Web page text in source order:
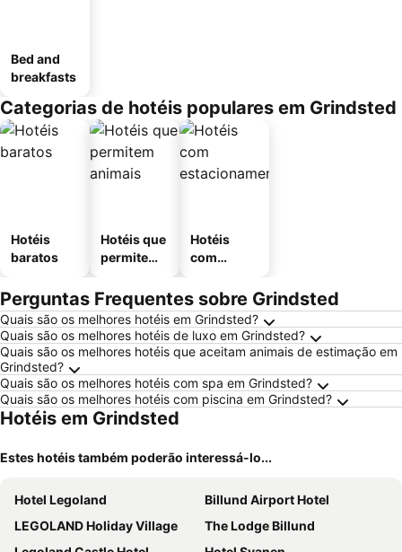
Bed and
breakfasts
Categorias de hotéis populares em Grindsted
Hotéis
baratos
Hotéis que
permitem
Hotéis
com
mento
Perguntas Frequentes sobre Grindsted
Quais são os melhores hotéis em Grindsted?
Quais são os melhores hotéis de luxo em Grindsted?
Quais são os melhores hotéis que aceitam animais de estimação em
Grindsted?
Quais são os melhores hotéis com spa em Grindsted?
Quais são os melhores hotéis com piscina em Grindsted?
Hotéis em Grindsted
Estes hotéis também poderão interessá-lo...
Hotel Legoland
Billund Airport Hotel
LEGOLAND Holiday Village
The Lodge Billund